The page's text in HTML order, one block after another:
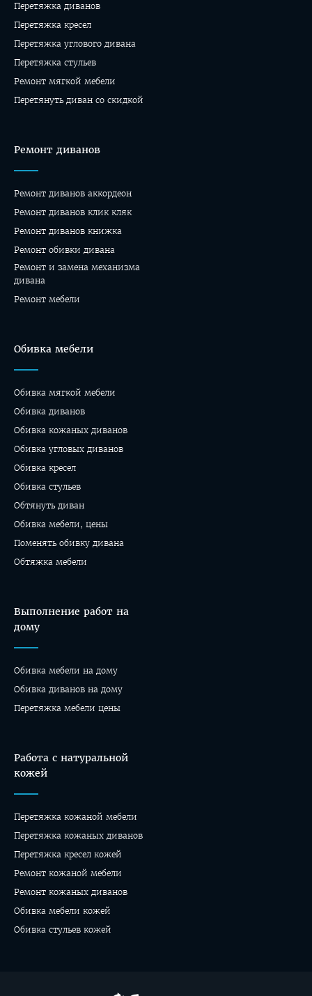
Перетяжка диванов
Перетяжка кресел
Перетяжка углового дивана
Перетяжка стульев
Ремонт мягкой мебели
Перетянуть диван со скидкой
Ремонт диванов
Ремонт диванов аккордеон
Ремонт диванов клик кляк
Ремонт диванов книжка
Ремонт обивки дивана
Ремонт и замена механизма
дивана
Ремонт мебели
Обивка мебели
Обивка мягкой мебели
Обивка диванов
Обивка кожаных диванов
Обивка угловых диванов
Обивка кресел
Обивка стульев
Обтянуть диван
Обивка мебели, цены
Поменять обивку дивана
Обтяжка мебели
Выполнение работ на
дому
Обивка мебели на дому
Oбивка диванов на дому
Перетяжка мебели цены
Работа с натуральной
кожей
Перетяжка кожаной мебели
Перетяжка кожаных диванов
Перетяжка кресел кожей
Ремонт кожаной мебели
Ремонт кожаных диванов
Обивка мебели кожей
Обивка стульев кожей